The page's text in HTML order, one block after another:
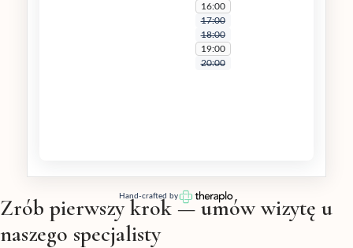
Zrób pierwszy krok — umów wizytę u
naszego specjalisty